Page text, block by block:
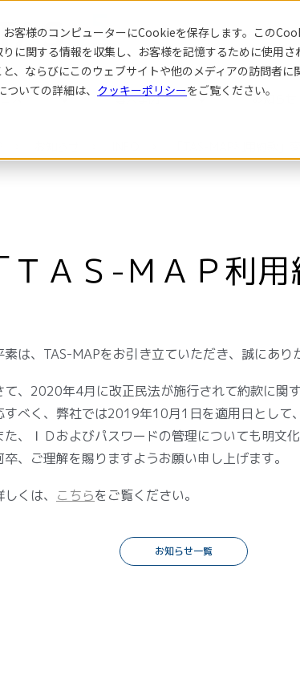
お客様のコンピューターにCookieを保存します。この
に関する情報を収集し、お客様を記憶するために使用
、ならびにこのウェブサイトや他のメディアの訪問者
いての詳細は、 クッキーポリシーをご覧ください。
ス 導入事例 お知らせ
ＴＡＳ-ＭＡＰ利
は、TAS-MAPをお引き立ていただき、誠にあり
、2020年4月に改正民法が施行されて約款に関
すべく、弊社では2019年10月1日を適用日として
、ＩＤおよびパスワードの管理についても明文化
、ご理解を賜りますようお願い申し上げます。
くは、 こちらをご覧ください。
お知らせ一覧